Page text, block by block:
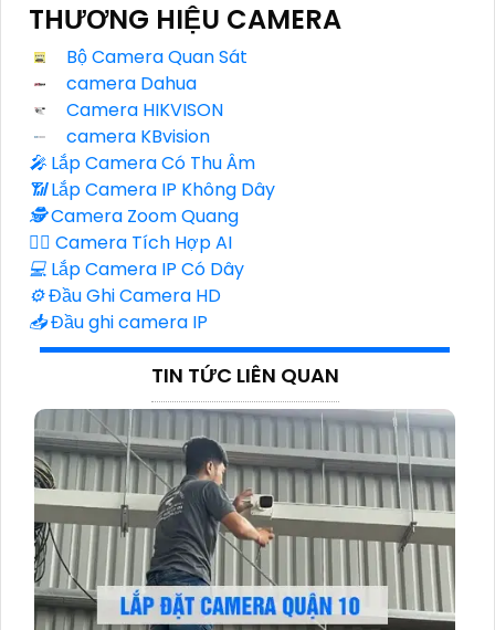
THƯƠNG HIỆU CAMERA
Bộ Camera Quan Sát
camera Dahua
Camera HIKVISON
camera KBvision
️🎤️ Lắp Camera Có Thu Âm
📶Lắp Camera IP Không Dây
🕵️Camera Zoom Quang
🧛‍♀️ Camera Tích Hợp AI
💻 Lắp Camera IP Có Dây
⚙️Đầu Ghi Camera HD
📥Đầu ghi camera IP
TIN TỨC LIÊN QUAN